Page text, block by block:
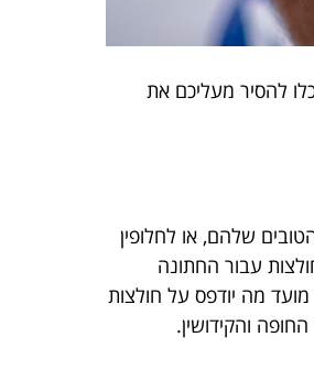
להסיר מעליכם את
שלהם, או לחלופין
עבור החתונה
מה יודפס על חולצות
והקידושין.